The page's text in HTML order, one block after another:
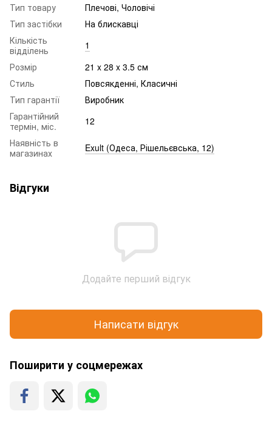
Тип товару
Плечові, Чоловічі
Тип застібки
На блискавці
Кількість
відділень
1
Розмір
21 x 28 x 3.5 см
Стиль
Повсякденні, Класичні
Тип гарантії
Виробник
Гарантійний
термін, міс.
12
Наявність в
магазинах
Exult (Одеса, Рішельєвська, 12)
Відгуки
Додайте перший відгук
Написати відгук
Поширити у соцмережах